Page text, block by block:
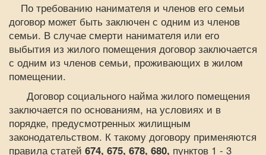
По требованию нанимателя и членов его семьи
договор может быть заключен с одним из членов
семьи. В случае смерти нанимателя или его
выбытия из жилого помещения договор заключается
с одним из членов семьи, проживающих в жилом
помещении.
Договор социального найма жилого помещения
заключается по основаниям, на условиях и в
порядке, предусмотренных жилищным
законодательством. К такому договору применяются
правила статей 674, 675, 678, 680, пунктов 1 - 3